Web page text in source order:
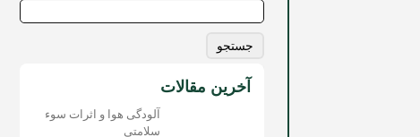
جستجو
برای:
آخرین مقالات
آلودگی هوا و اثرات سوء
سلامتی